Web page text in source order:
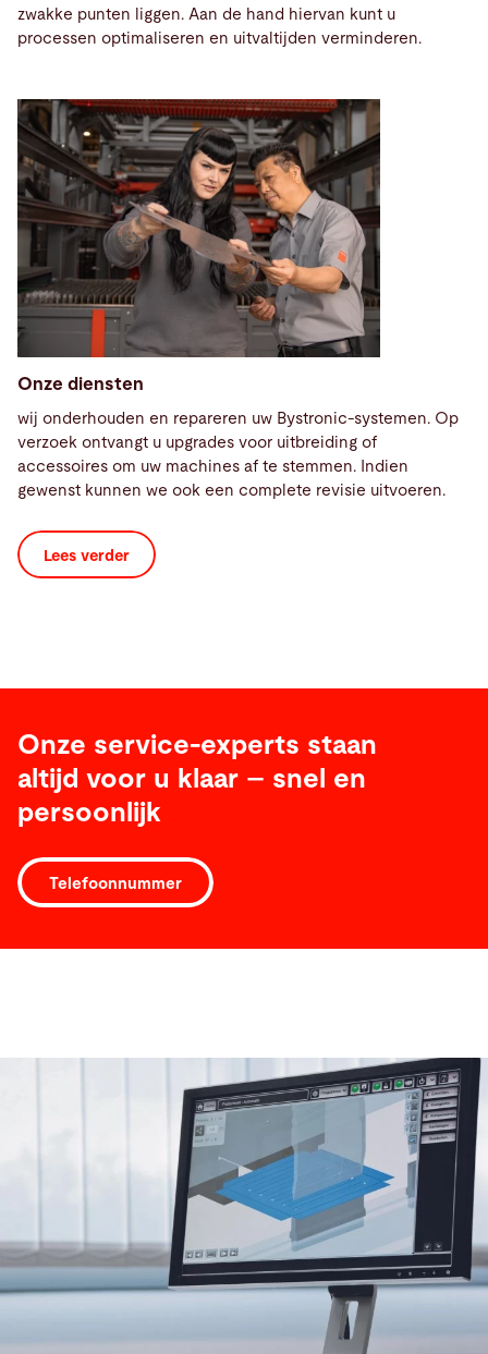
zwakke punten liggen. Aan de hand hiervan kunt u
processen optimaliseren en uitvaltijden verminderen.
Onze diensten
wij onderhouden en repareren uw Bystronic-systemen. Op
verzoek ontvangt u upgrades voor uitbreiding of
accessoires om uw machines af te stemmen. Indien
gewenst kunnen we ook een complete revisie uitvoeren.
Lees verder
Onze service-experts staan
​​altijd voor u klaar – snel en
persoonlijk
Telefoonnummer